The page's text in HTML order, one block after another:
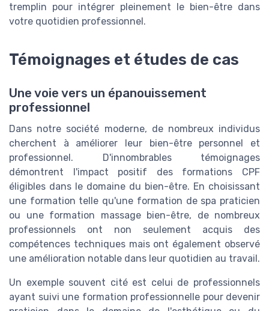
tremplin pour intégrer pleinement le bien-être dans
votre quotidien professionnel.
Témoignages et études de cas
Une voie vers un épanouissement
professionnel
Dans notre société moderne, de nombreux individus
cherchent à améliorer leur bien-être personnel et
professionnel. D'innombrables témoignages
démontrent l'impact positif des formations CPF
éligibles dans le domaine du bien-être. En choisissant
une formation telle qu'une formation de spa praticien
ou une formation massage bien-être, de nombreux
professionnels ont non seulement acquis des
compétences techniques mais ont également observé
une amélioration notable dans leur quotidien au travail.
Un exemple souvent cité est celui de professionnels
ayant suivi une formation professionnelle pour devenir